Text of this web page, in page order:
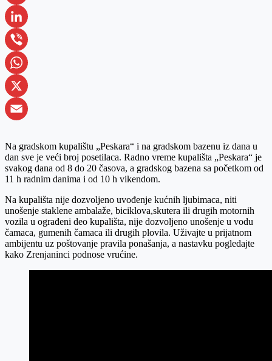
Messenger
LinkedIn
Viber
WhatsApp
X
Na gradskom kupalištu „Peskara“ i na gradskom bazenu iz dana u
dan sve je veći broj posetilaca. Radno vreme kupališta „Peskara“ je
svakog dana od 8 do 20 časova, a gradskog bazena sa početkom od
11 h radnim danima i od 10 h vikendom.
Na kupališta nije dozvoljeno uvođenje kućnih ljubimaca, niti
unošenje staklene ambalaže, biciklova,skutera ili drugih motornih
vozila u ograđeni deo kupališta, nije dozvoljeno unošenje u vodu
čamaca, gumenih čamaca ili drugih plovila. Uživajte u prijatnom
ambijentu uz poštovanje pravila ponašanja, a nastavku pogledajte
kako Zrenjaninci podnose vrućine.